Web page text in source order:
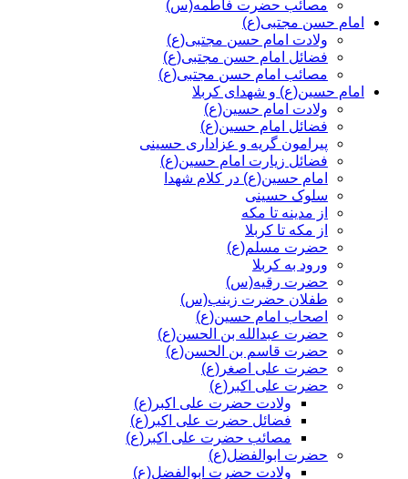
مصائب حضرت فاطمه(س)
امام حسن مجتبی(ع)
ولادت امام حسن مجتبی(ع)
فضائل امام حسن مجتبی(ع)
مصائب امام حسن مجتبی(ع)
امام حسین(ع) و شهدای کربلا
ولادت امام حسین(ع)
فضائل امام حسین(ع)
پیرامون گریه و عزاداری حسینی
فضائل زیارت امام حسین(ع)
امام حسین(ع) در کلام شهدا
سلوک حسینی
از مدینه تا مکه
از مکه تا کربلا
حضرت مسلم(ع)
ورود به کربلا
حضرت رقیه(س)
طفلان حضرت زینب(س)
اصحاب امام حسین(ع)
حضرت عبدالله بن الحسن(ع)
حضرت قاسم بن الحسن(ع)
حضرت علی اصغر(ع)
حضرت علی اکبر(ع)
ولادت حضرت علی اکبر(ع)
فضائل حضرت علی اکبر(ع)
مصائب حضرت علی اکبر(ع)
حضرت ابوالفضل(ع)
ولادت حضرت ابوالفضل(ع)